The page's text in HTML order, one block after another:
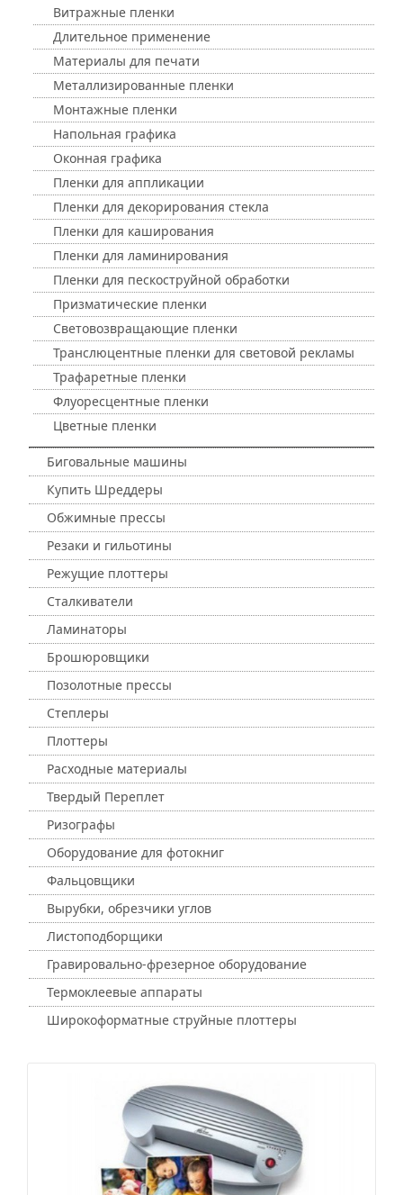
Витражные пленки
Длительное применение
Материалы для печати
Металлизированные пленки
Монтажные пленки
Напольная графика
Оконная графика
Пленки для аппликации
Пленки для декорирования стекла
Пленки для каширования
Пленки для ламинирования
Пленки для пескоструйной обработки
Призматические пленки
Световозвращающие пленки
Транслюцентные пленки для световой рекламы
Трафаретные пленки
Флуоресцентные пленки
Цветные пленки
Биговальные машины
Купить Шреддеры
Обжимные прессы
Резаки и гильотины
Режущие плоттеры
Сталкиватели
Ламинаторы
Брошюровщики
Позолотные прессы
Степлеры
Плоттеры
Расходные материалы
Твердый Переплет
Ризографы
Оборудование для фотокниг
Фальцовщики
Вырубки, обрезчики углов
Листоподборщики
Гравировально-фрезерное оборудование
Термоклеевые аппараты
Широкоформатные струйные плоттеры